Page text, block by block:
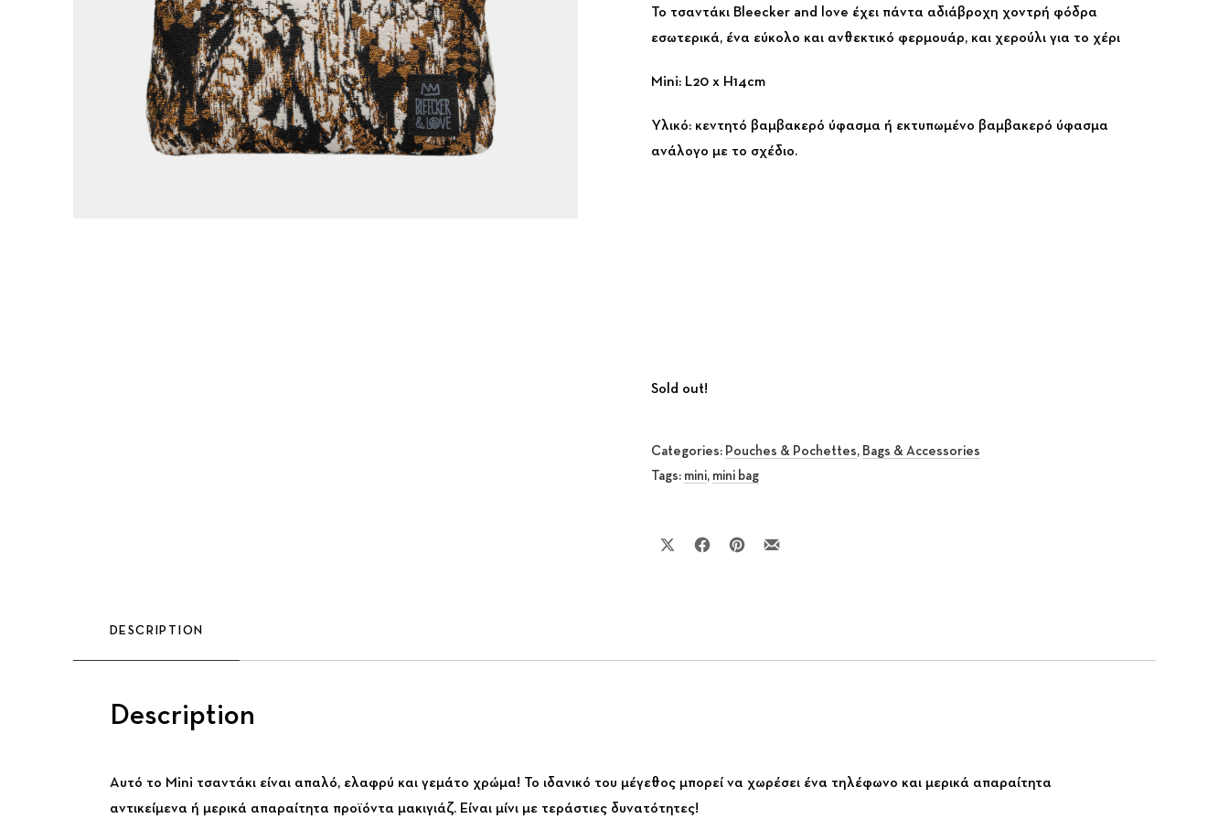
Το τσαντάκι Bleecker and love έχει πάντα αδιάβροχη χοντρή φόδρα
εσωτερικά, ένα εύκολο και ανθεκτικό φερμουάρ, και χερούλι για το χέρι
Mini: L20 x H14cm
Υλικό: κεντητό βαμβακερό ύφασμα ή εκτυπωμένο βαμβακερό ύφασμα
ανάλογο με το σχέδιο.
Sold out!
Categories: Pouches & Pochettes, Bags & Accessories
Tags: mini, mini bag
Share on XShare on Facebook
Share on Pinterest
DESCRIPTION
Description
Αυτό το Mini τσαντάκι είναι απαλό, ελαφρύ και γεμάτο χρώμα! Το ιδανικό του μέγεθος μπορεί να χωρέσει ένα τηλέφωνο και μερικά απαραίτητα
αντικείμενα ή μερικά απαραίτητα προϊόντα μακιγιάζ. Είναι μίνι με τεράστιες δυνατότητες!